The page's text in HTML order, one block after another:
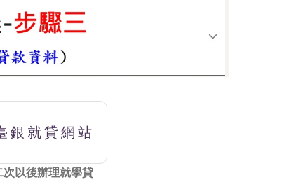
銀就貸網站
次以後辦理就學貸